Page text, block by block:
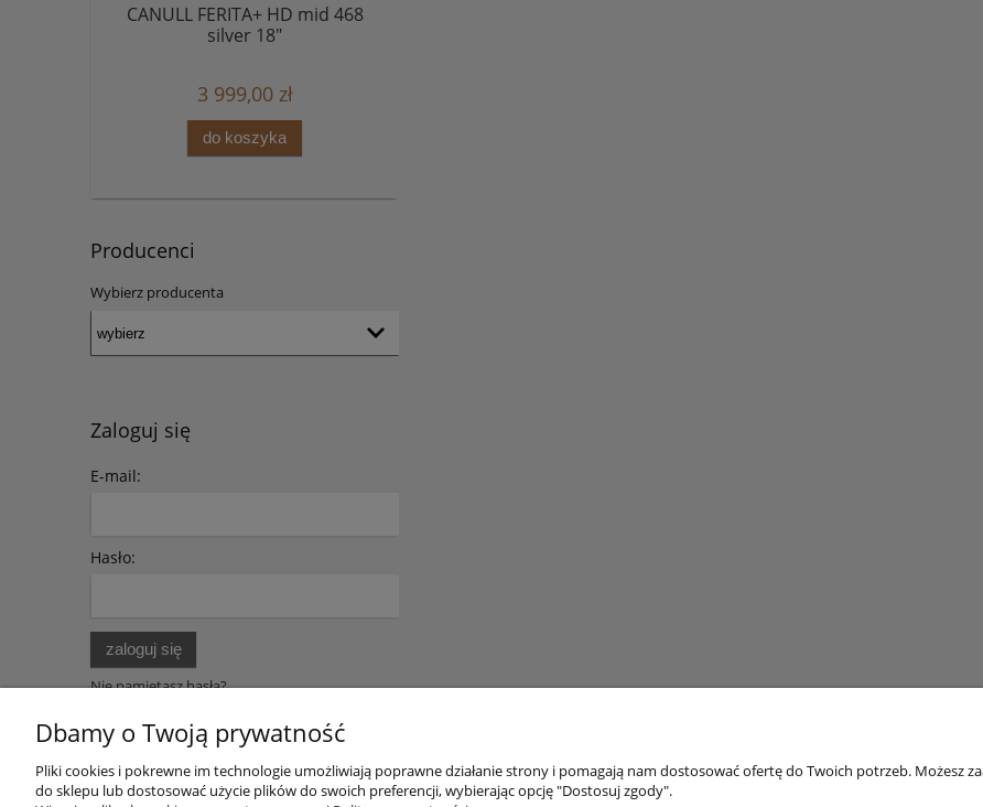
CANULL FERITA+ HD mid 468
silver 18"
3 999,00 zł
do koszyka
Producenci
Wybierz producenta
Zaloguj się
E-mail:
Hasło:
zaloguj się
Nie pamiętasz hasła?
Dbamy o Twoją prywatność
Pliki cookies i pokrewne im technologie umożliwiają poprawne działanie strony i pomagają nam dostosować ofertę do Twoich potrzeb. Możesz
do sklepu lub dostosować użycie plików do swoich preferencji, wybierając opcję "Dostosuj zgody".